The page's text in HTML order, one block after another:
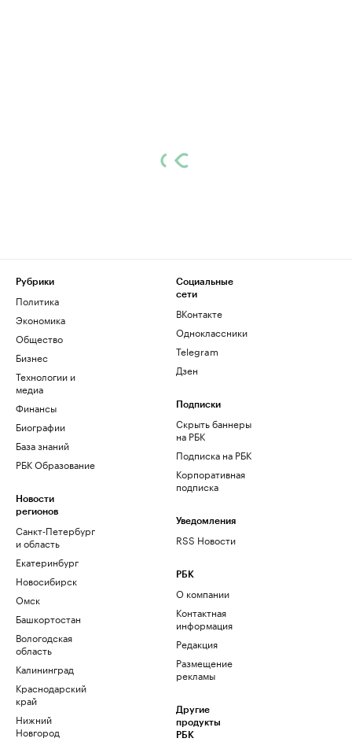
Рубрики
Политика
Экономика
Общество
Бизнес
Технологии и
медиа
Финансы
Биографии
База знаний
РБК Образование
Новости
регионов
Санкт-Петербург
и область
Екатеринбург
Новосибирск
Омск
Башкортостан
Вологодская
область
Калининград
Краснодарский
край
Нижний
Новгород
Социальные
сети
ВКонтакте
Одноклассники
Telegram
Дзен
Подписки
Скрыть баннеры
на РБК
Подписка на РБК
Корпоративная
подписка
Уведомления
RSS Новости
РБК
О компании
Контактная
информация
Редакция
Размещение
рекламы
Другие
продукты
РБК